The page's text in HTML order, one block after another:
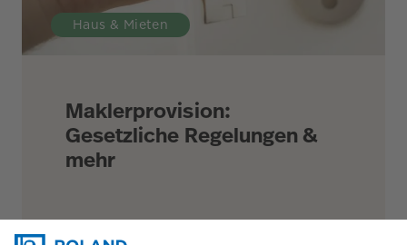
Haus & Mieten
Maklerprovision:
Gesetzliche Regelungen &
mehr